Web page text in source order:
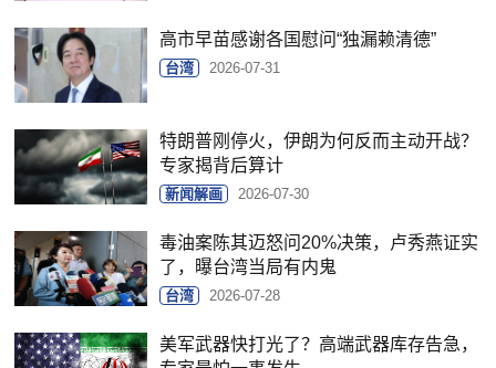
高市早苗感谢各国慰问“独漏赖清德”
台湾 2026-07-31
特朗普刚停火，伊朗为何反而主动开战？
专家揭背后算计
新闻解画 2026-07-30
毒油案陈其迈怒问20%决策，卢秀燕证实
了，曝台湾当局有内鬼
台湾 2026-07-28
美军武器快打光了？高端武器库存告急，